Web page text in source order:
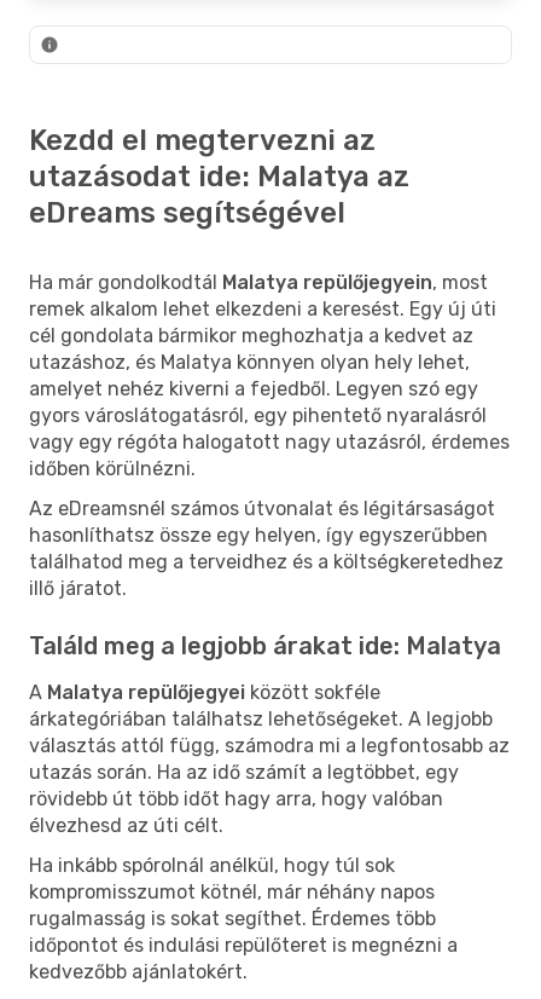
Kezdd el megtervezni az
utazásodat ide: Malatya az
eDreams segítségével
Ha már gondolkodtál Malatya repülőjegyein, most
remek alkalom lehet elkezdeni a keresést. Egy új úti
cél gondolata bármikor meghozhatja a kedvet az
utazáshoz, és Malatya könnyen olyan hely lehet,
amelyet nehéz kiverni a fejedből. Legyen szó egy
gyors városlátogatásról, egy pihentető nyaralásról
vagy egy régóta halogatott nagy utazásról, érdemes
időben körülnézni.
Az eDreamsnél számos útvonalat és légitársaságot
hasonlíthatsz össze egy helyen, így egyszerűbben
találhatod meg a terveidhez és a költségkeretedhez
illő járatot.
Találd meg a legjobb árakat ide: Malatya
A Malatya repülőjegyei között sokféle
árkategóriában találhatsz lehetőségeket. A legjobb
választás attól függ, számodra mi a legfontosabb az
utazás során. Ha az idő számít a legtöbbet, egy
rövidebb út több időt hagy arra, hogy valóban
élvezhesd az úti célt.
Ha inkább spórolnál anélkül, hogy túl sok
kompromisszumot kötnél, már néhány napos
rugalmasság is sokat segíthet. Érdemes több
időpontot és indulási repülőteret is megnézni a
kedvezőbb ajánlatokért.